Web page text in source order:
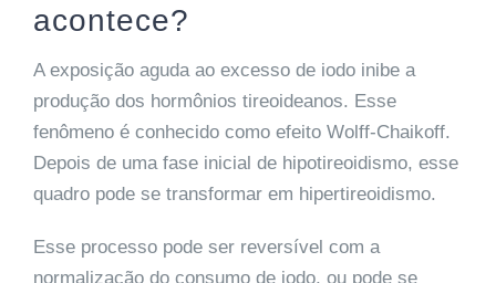
acontece?
A exposição aguda ao excesso de iodo inibe a
produção dos hormônios tireoideanos. Esse
fenômeno é conhecido como efeito Wolff-Chaikoff.
Depois de uma fase inicial de hipotireoidismo, esse
quadro pode se transformar em hipertireoidismo.
Esse processo pode ser reversível com a
normalização do consumo de iodo, ou pode se